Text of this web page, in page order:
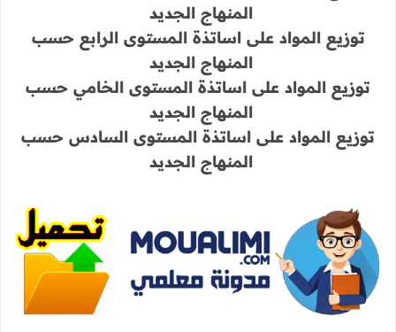
المنهاج الجديد
توزيع المواد على اساتذة المستوى الرابع حسب
المنهاج الجديد
توزيع المواد على اساتذة المستوى الخامي حسب
المنهاج الجديد
توزيع المواد على اساتذة المستوى السادس حسب
المنهاج الجديد